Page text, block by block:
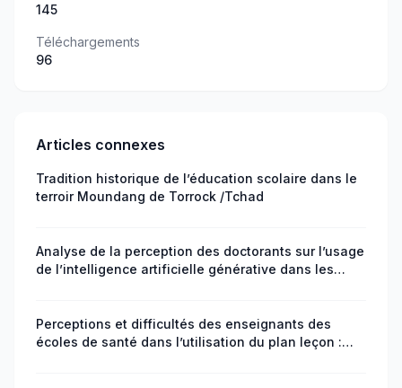
145
Téléchargements
96
Articles connexes
Tradition historique de l’éducation scolaire dans le
terroir Moundang de Torrock /Tchad
Analyse de la perception des doctorants sur l’usage
de l’intelligence artificielle générative dans les
Perceptions et difficultés des enseignants des
écoles de santé dans l’utilisation du plan leçon :